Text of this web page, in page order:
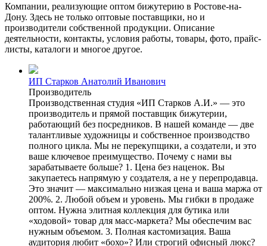
Компании, реализующие оптом бижутерию в Ростове-на-
Дону. Здесь не только оптовые поставщики, но и
производители собственной продукции. Описание
деятельности, контакты, условия работы, товары, фото, прайс-
листы, каталоги и многое другое.
ИП Старков Анатолий Иванович
Производитель
Производственная студия «ИП Старков А.И.» — это
производитель и прямой поставщик бижутерии,
работающий без посредников. В нашей команде — две
талантливые художницы и собственное производство
полного цикла. Мы не перекупщики, а создатели, и это
ваше ключевое преимущество. Почему с нами вы
зарабатываете больше? 1. Цена без наценок. Вы
закупаетесь напрямую у создателя, а не у перепродавца.
Это значит — максимально низкая цена и ваша маржа от
200%. 2. Любой объем и уровень. Мы гибки в продаже
оптом. Нужна элитная коллекция для бутика или
«ходовой» товар для масс-маркета? Мы обеспечим вас
нужным объемом. 3. Полная кастомизация. Ваша
аудитория любит «бохо»? Или строгий офисный люкс?